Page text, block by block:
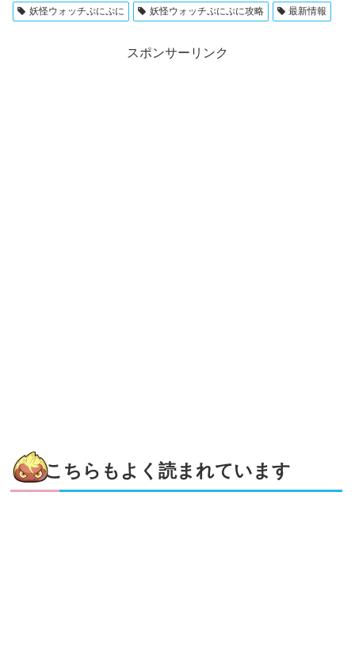
妖怪ウォッチぷにぷに 妖怪ウォッチぷにぷに攻略 最新情報
スポンサーリンク
こちらもよく読まれています